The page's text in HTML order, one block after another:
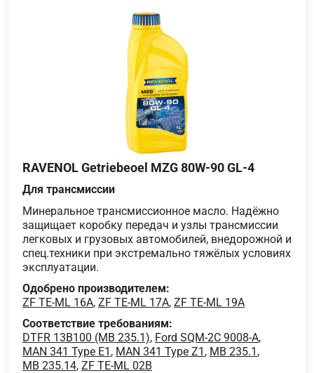
RAVENOL Getriebeoel MZG 80W-90 GL-4
Для трансмиссии
Минеральное трансмиссионное масло. Надёжно
защищает коробку передач и узлы трансмиссии
легковых и грузовых автомобилей, внедорожной и
спец.техники при экстремально тяжёлых условиях
эксплуатации.
Одобрено производителем:
ZF TE-ML 16A, ZF TE-ML 17A, ZF TE-ML 19A
Соответствие требованиям:
DTFR 13B100 (MB 235.1), Ford SQM-2C 9008-A,
MAN 341 Type E1 , MAN 341 Type Z1 , MB 235.1 ,
MB 235.14, ZF TE-ML 02B